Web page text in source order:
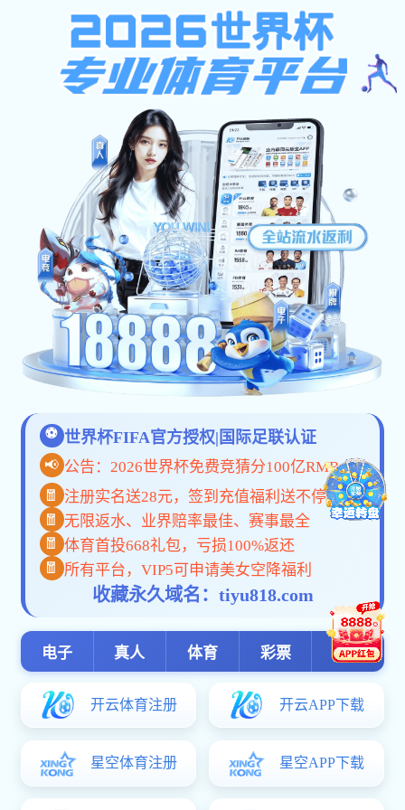
pc加拿大预算预测飞飞
网站首页 学校概况 新闻资讯 机构设置
pc加拿大预算预测飞飞: 信息公开
pc加拿大预算预测飞飞:重